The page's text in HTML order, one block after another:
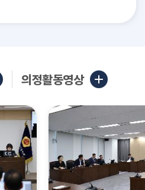
의정활동영상